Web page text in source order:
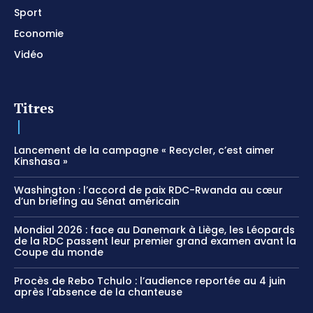
Sport
Economie
Vidéo
Titres
Lancement de la campagne « Recycler, c’est aimer
Kinshasa »
Washington : l’accord de paix RDC-Rwanda au cœur
d’un briefing au Sénat américain
Mondial 2026 : face au Danemark à Liège, les Léopards
de la RDC passent leur premier grand examen avant la
Coupe du monde
Procès de Rebo Tchulo : l’audience reportée au 4 juin
après l’absence de la chanteuse